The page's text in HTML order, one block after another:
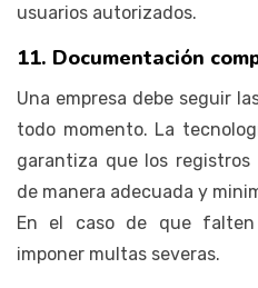
usuarios autorizados.
11. Documentación
Una empresa debe seguir
todo momento. La
garantiza que los
de manera adecuada y
En el caso de que falten
imponer multas severas.